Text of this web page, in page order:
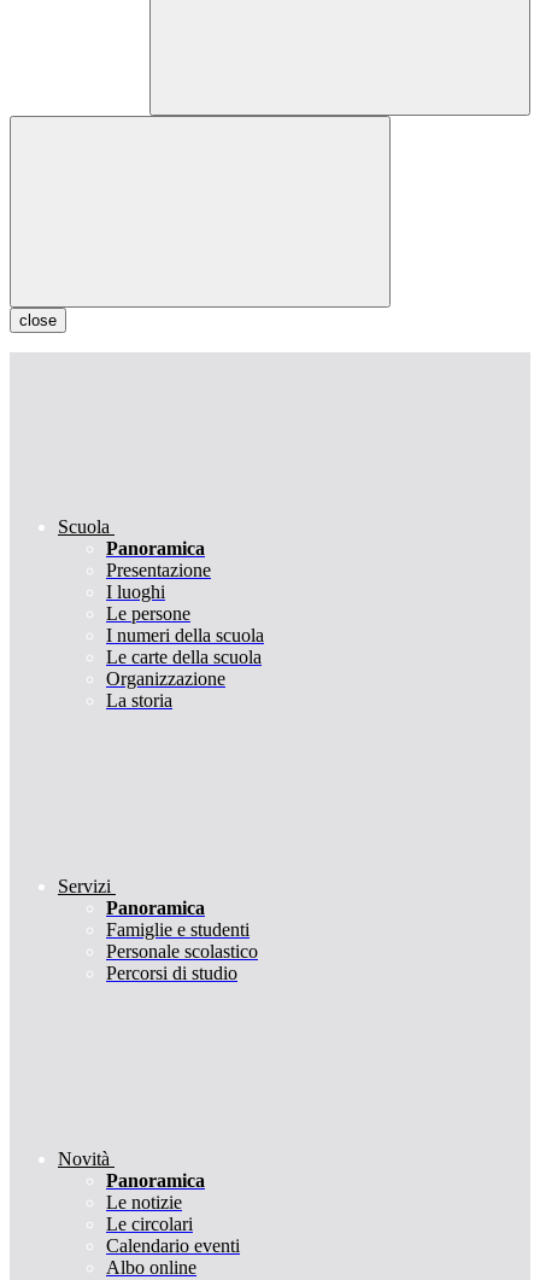
close
Scuola
Panoramica
Presentazione
I luoghi
Le persone
I numeri della scuola
Le carte della scuola
Organizzazione
La storia
Servizi
Panoramica
Famiglie e studenti
Personale scolastico
Percorsi di studio
Novità
Panoramica
Le notizie
Le circolari
Calendario eventi
Albo online